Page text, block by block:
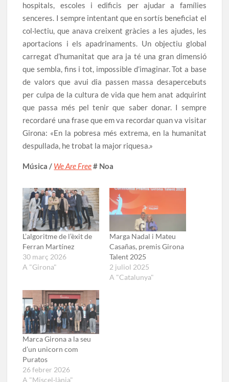
hospitals, escoles i edificis per ajudar a famílies
senceres. I sempre intentant que en sortís beneficiat el
col·lectiu, que anava creixent gràcies a les ajudes, les
aportacions i els apadrinaments. Un objectiu global
carregat d’humanitat que ara ja té una gran dimensió
que sembla, fins i tot, impossible d’imaginar. Tot a base
de valors que avui dia passen massa desapercebuts
per culpa de la cultura de vida que hem anat adquirint
que passa més pel tenir que saber donar. I sempre
recordaré una frase que em va recordar quan va visitar
Girona: «En la pobresa més extrema, en la humanitat
despullada, he trobat la major riquesa.»
Música / We Are Free# Noa
L’algoritme de l’èxit de
Ferran Martínez
30 març 2026
A "Girona"
Marga Nadal i Mateu
Casañas, premis Girona
Talent 2025
2 juliol 2025
A "Catalunya"
Marca Girona a la seu
d’un unicorn com
Puratos
26 febrer 2026
A "Miscel·lània"